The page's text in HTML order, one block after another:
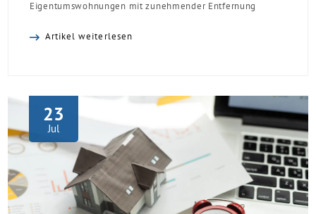
Eigentumswohnungen mit zunehmender Entfernung
Artikel weiterlesen
23
Jul